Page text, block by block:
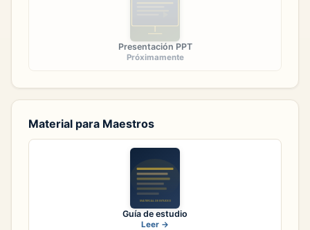
Presentación PPT
Próximamente
Material para Maestros
Guía de estudio
Leer →